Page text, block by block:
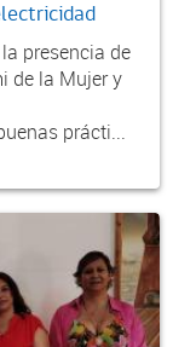
presencia de
de la Mujer y
prácti...